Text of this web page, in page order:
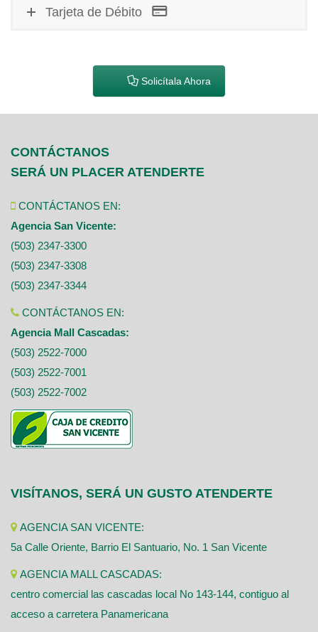
Tarjeta de Débito
Solicítala Ahora
CONTÁCTANOS
SERÁ UN PLACER ATENDERTE
CONTÁCTANOS EN:
Agencia San Vicente:
(503) 2347-3300
(503) 2347-3308
(503) 2347-3344
CONTÁCTANOS EN:
Agencia Mall Cascadas:
(503) 2522-7000
(503) 2522-7001
(503) 2522-7002
VISÍTANOS, SERÁ UN GUSTO ATENDERTE
AGENCIA SAN VICENTE:
5a Calle Oriente, Barrio El Santuario, No. 1 San Vicente
AGENCIA MALL CASCADAS:
centro comercial las cascadas local No 143-144, contiguo al
acceso a carretera Panamericana